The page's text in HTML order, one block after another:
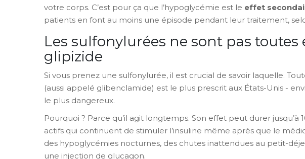
votre corps. C’est pour ça que l’hypoglycémie est le effet
patients en font au moins une épisode pendant leur traitement,
Les sulfonylurées ne sont pas toutes
glipizide
Si vous prenez une sulfonylurée, il est crucial de savoir laquelle.
(aussi appelé glibenclamide) est le plus prescrit aux États-Unis -
le plus dangereux.
Pourquoi ? Parce qu’il agit longtemps. Son effet peut durer
actifs qui continuent de stimuler l’insuline même après que le
des hypoglycémies nocturnes, des chutes inattendues au petit-
une injection de glucagon.